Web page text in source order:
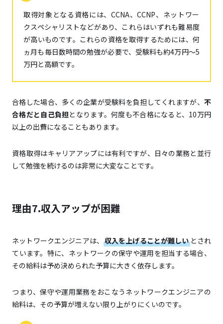
取得対象となる資格には、CCNA、CCNP、ネットワー
クスペシャリストなどがあり、これらはいずれも難易度
が高いものです。これらの資格を取得するためには、何
ヵ月も毎日数時間の勉強が必要で、受験料も約4万円〜5
万円と高額です。
合格した場合、多くの企業が受験料を負担してくれますが、 不
合格だと自己負担となります。何度も不合格になると、10万円
以上の出費になることもあります。
資格取得はキャリアアップには有利ですが、日々の業務と並行
して勉強を続けるのは非常に大変なことです。
理由7.収入アップが困難
ネットワークエンジニアは、 収入を上げることが難しいとされ
ています。特に、ネットワークの保守や運用を担当する場合、
その給料は予め決められた予算に大きく依存します。
つまり、保守や運用業務をおこなうネットワークエンジニアの
給料は、その予算が増えない限り上がりにくいのです。